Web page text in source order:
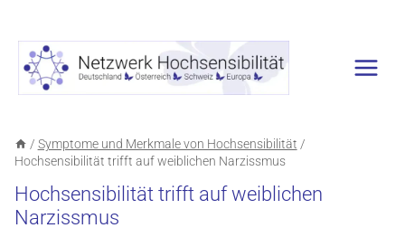
springen
/ Symptome und Merkmale von Hochsensibilität /
Hochsensibilität trifft auf weiblichen Narzissmus
Hochsensibilität trifft auf weiblichen
Narzissmus